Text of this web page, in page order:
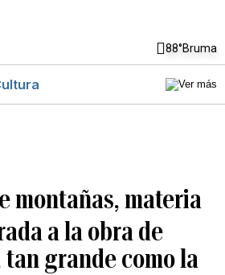
88°Bruma
montañas, materia
a la obra de
tan grande como la